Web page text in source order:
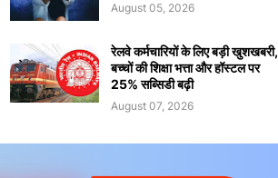
August 05, 2026
रेलवे कर्मचारियों के लिए बड़ी खुशखबरी,
बच्चों की शिक्षा भत्ता और हॉस्टल पर
25% सब्सिडी बढ़ी
August 07, 2026